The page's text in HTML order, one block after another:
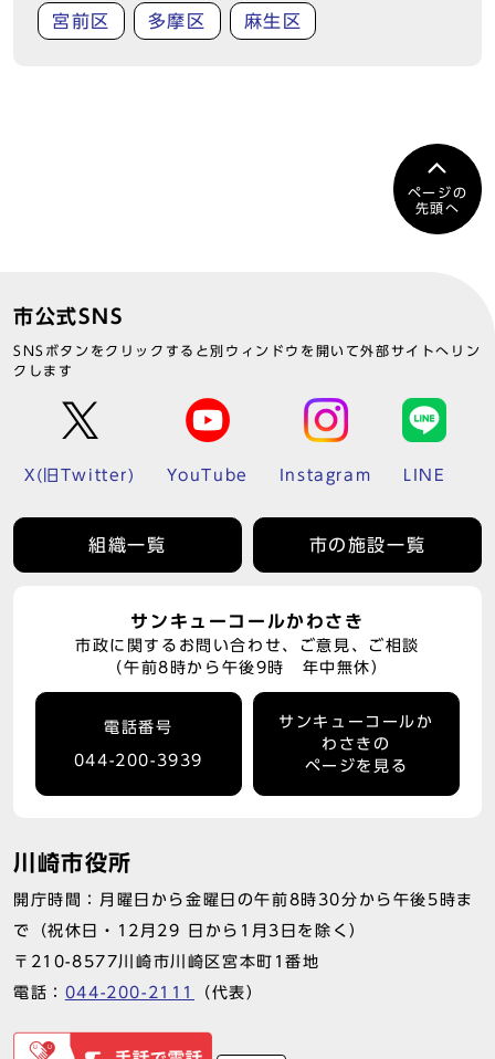
宮前区 多摩区 麻生区
ページの
先頭へ
市公式SNS
SNSボタンをクリックすると別ウィンドウを開いて外部サイトへリン
クします
X(旧Twitter) YouTube Instagram LINE
組織一覧 市の施設一覧
サンキューコールかわさき
市政に関するお問い合わせ、ご意見、ご相談
（午前8時から午後9時 年中無休）
電話番号
044-200-3939
サンキューコールか
わさきの
ページを見る
川崎市役所
開庁時間：月曜日から金曜日の午前8時30分から午後5時ま
で（祝休日・12月29 日から1月3日を除く）
〒210-8577川崎市川崎区宮本町1番地
電話： 044-200-2111 （代表）